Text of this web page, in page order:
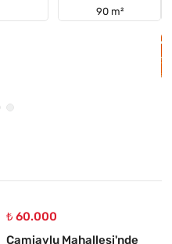
90 m²
₺ 60.000
Camiavlu Mahallesi'nde